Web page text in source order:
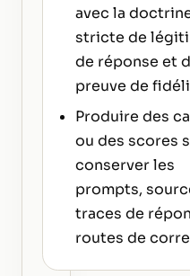
avec la
stricte de
de réponse et
preuve de
Produire des
ou des scores
conserver les
prompts,
traces de
routes de